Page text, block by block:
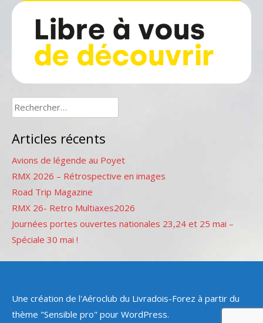
Rechercher :
Articles récents
Avions de légende au Poyet
RMX 2026 – Rétrospective en images
Road Trip Magazine
RMX 26- Retro Multiaxes2026
Journées portes ouvertes nationales 23,24 et 25 mai –
Spéciale 30 mai !
Une création de l'Aéroclub du Livradois-Forez à partir du
thème "Sensible pro" pour WordPress.